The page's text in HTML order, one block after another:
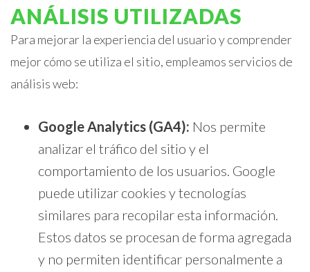
ANÁLISIS UTILIZADAS
Para mejorar la experiencia del usuario y comprender
mejor cómo se utiliza el sitio, empleamos servicios de
análisis web:
Google Analytics (GA4): Nos permite
analizar el tráfico del sitio y el
comportamiento de los usuarios. Google
puede utilizar cookies y tecnologías
similares para recopilar esta información.
Estos datos se procesan de forma agregada
y no permiten identificar personalmente a